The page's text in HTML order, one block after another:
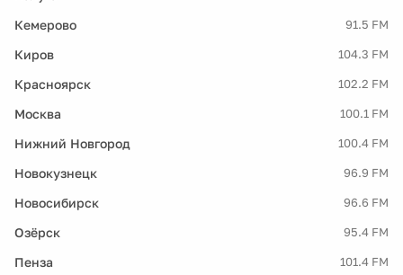
Кемерово 91.5 FM
Киров 104.3 FM
Красноярск 102.2 FM
Москва 100.1 FM
Нижний Новгород 100.4 FM
Новокузнецк 96.9 FM
Новосибирск 96.6 FM
Озёрск 95.4 FM
Пенза 101.4 FM